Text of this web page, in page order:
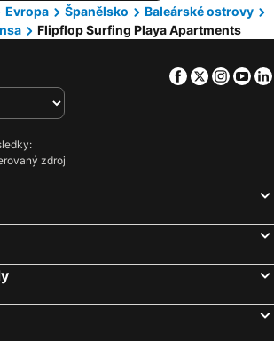
Evropa Španělsko
Baleárské ostrovy
Flipflop Surfing Playa Apartments
Facebook
Twitter
zdroj